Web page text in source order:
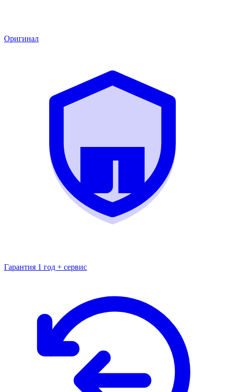
Оригинал
Гарантия 1 год + сервис